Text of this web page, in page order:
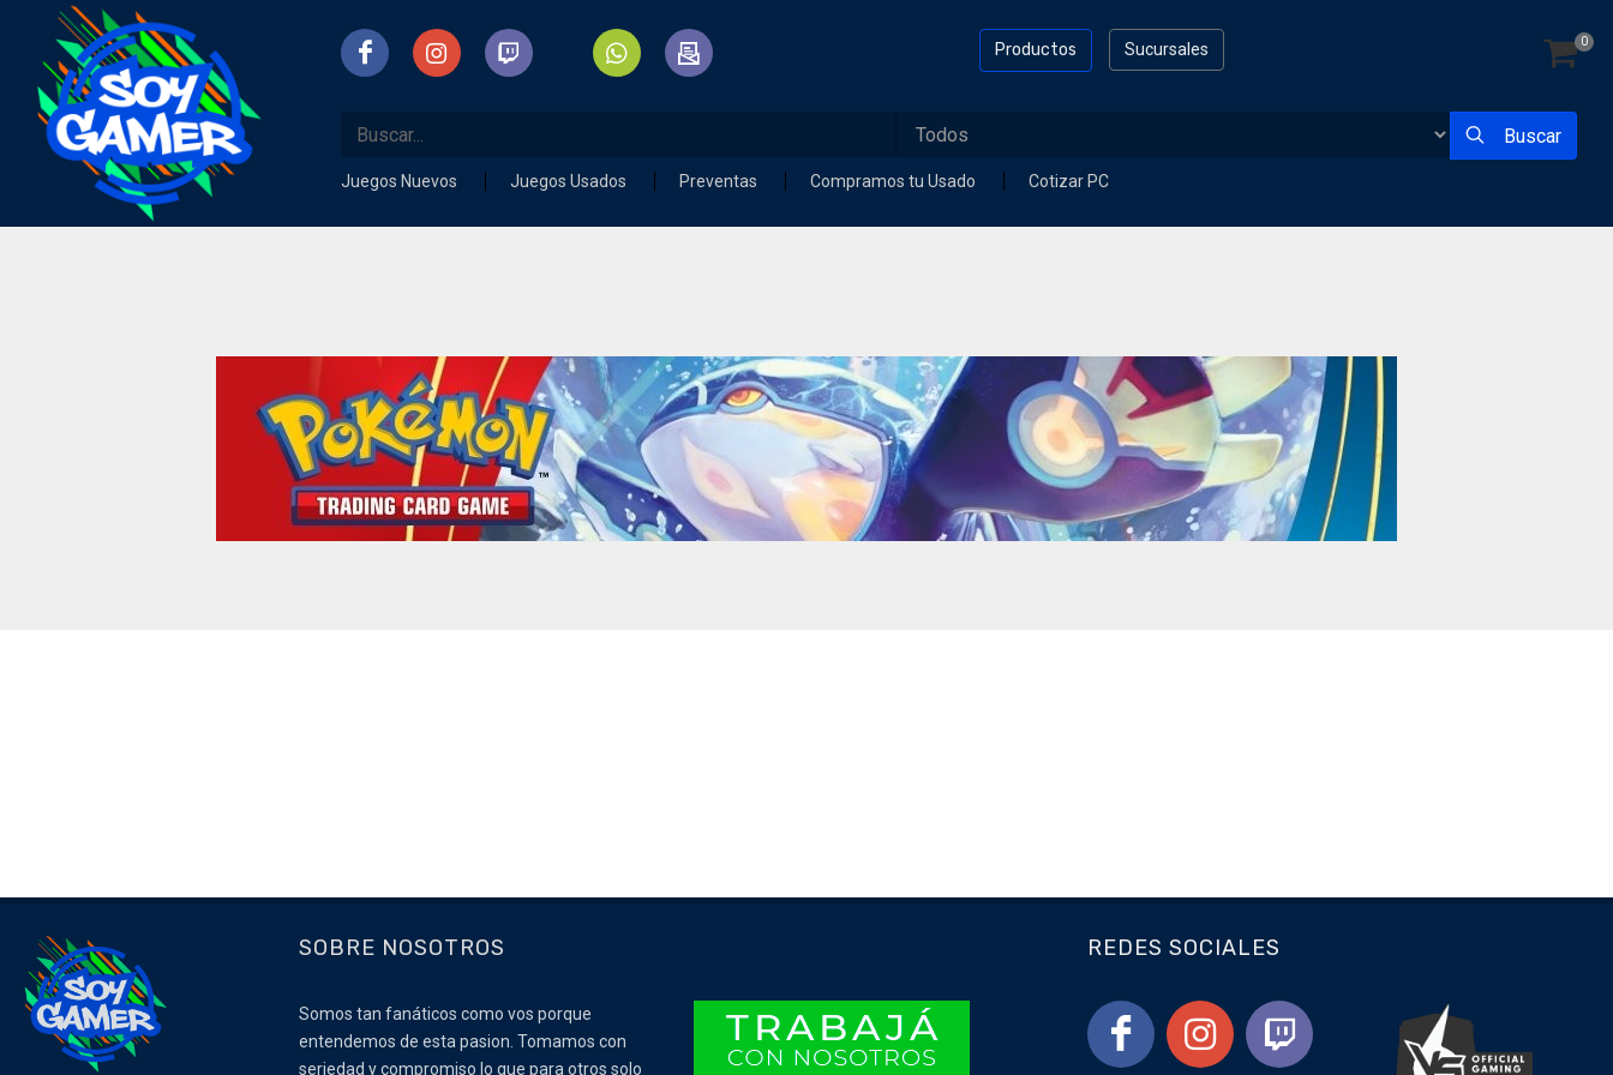
Sucursales
Productos 0
Buscar
Juegos Nuevos Juegos Usados Preventas Compramos tu Usado Cotizar PC
SOBRE NOSOTROS
Somos tan fanáticos como vos porque
entendemos de esta pasion. Tomamos con
seriedad y compromiso lo que para otros solo
REDES SOCIALES